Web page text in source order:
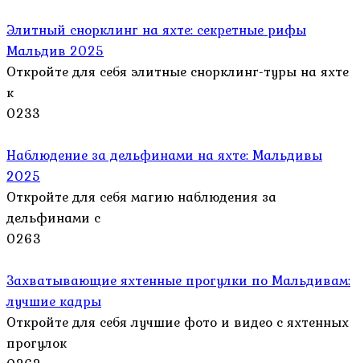
Элитный снорклинг на яхте: секретные рифы
Мальдив 2025
Откройте для себя элитные снорклинг-туры на яхте
к
0233
Наблюдение за дельфинами на яхте: Мальдивы
2025
Откройте для себя магию наблюдения за
дельфинами с
0263
Захватывающие яхтенные прогулки по Мальдивам:
лучшие кадры
Откройте для себя лучшие фото и видео с яхтенных
прогулок